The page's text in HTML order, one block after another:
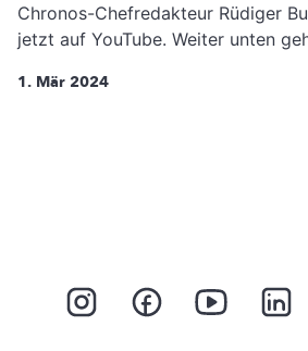
Chronos-Chefredakteur Rüdiger
jetzt auf YouTube. Weiter unten
1. Mär 2024